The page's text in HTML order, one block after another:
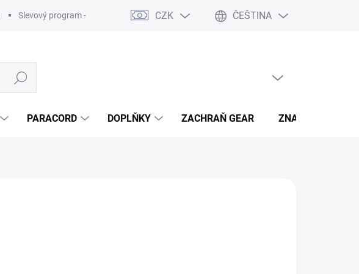
Slevový program - výhody CZK ČEŠTINA
Hledat
PARACORD DOPLŇKY ZACHRAŇ GEAR ZNAČKY